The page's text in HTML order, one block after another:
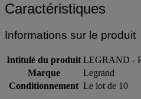
Caractéristiques
Informations sur le produit
Intitulé du produit LEGRAND -
Marque
Legrand
Conditionnement Le lot de 10